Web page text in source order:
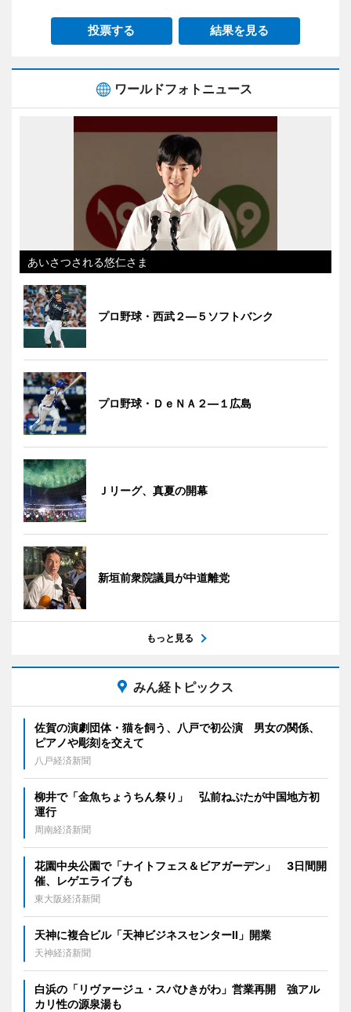
投票する 結果を見る
ワールドフォトニュース
あいさつされる悠仁さま
プロ野球・西武２―５ソフトバンク
プロ野球・ＤｅＮＡ２―１広島
Ｊリーグ、真夏の開幕
新垣前衆院議員が中道離党
もっと見る
みん経トピックス
佐賀の演劇団体・猫を飼う、八戸で初公演 男女の関係、
ピアノや彫刻を交えて
八戸経済新聞
柳井で「金魚ちょうちん祭り」 弘前ねぷたが中国地方初
運行
周南経済新聞
花園中央公園で「ナイトフェス＆ビアガーデン」 3日間開
催、レゲエライブも
東大阪経済新聞
天神に複合ビル「天神ビジネスセンターII」開業
天神経済新聞
白浜の「リヴァージュ・スパひきがわ」営業再開 強アル
カリ性の源泉湯も